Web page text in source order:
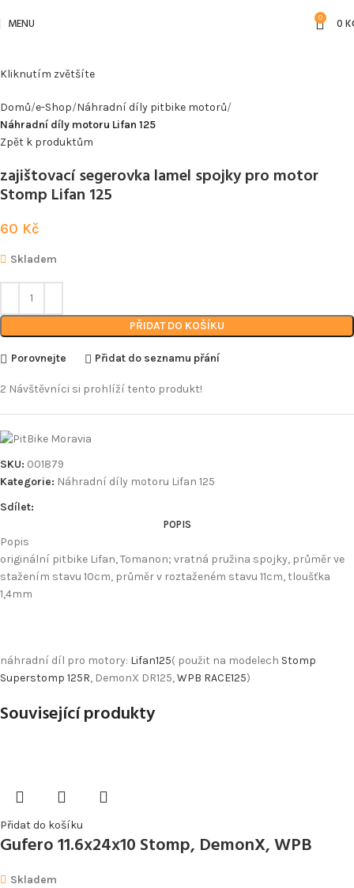
MENU 0 0
Kliknutím zvětšíte
Domů e-Shop Náhradní díly pitbike motorů
Náhradní díly motoru Lifan 125
Zpět k produktům
zajištovací segerovka lamel spojky pro motor
Stomp Lifan 125
60 Kč
Skladem
PŘIDAT DO KOŠÍKU
Porovnejte Přidat do seznamu přání
2 Návštěvníci si prohlíží tento produkt!
SKU: 001879
Kategorie: Náhradní díly motoru Lifan 125
Sdílet:
POPIS
Popis
originální pitbike Lifan, Tomanon; vratná pružina spojky, průměr ve
stažením stavu 10cm, průměr v roztaženém stavu 11cm, tloušťka
1,4mm
náhradní díl pro motory: Lifan125( použit na modelech Stomp
Superstomp 125R, DemonX DR125,WPB RACE125)
Související produkty
Přidat do košíku
Gufero 11.6x24x10 Stomp, DemonX, WPB
Skladem